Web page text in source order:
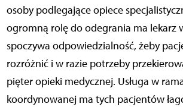
osoby podlegające opiece
ogromną rolę do odegrania ma lekarz
spoczywa odpowiedzialność, żeby
rozróżnić i w razie potrzeby
pięter opieki medycznej. Usługa w
koordynowanej ma tych pacjentów